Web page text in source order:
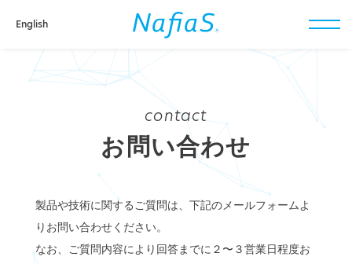
English
contact
お問い合わせ
製品や技術に関するご質問は、下記のメールフォームよ
りお問い合わせください。
なお、ご質問内容により回答までに２〜３営業日程度お